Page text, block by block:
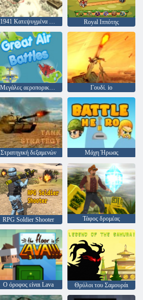
1941 Κατεψυγμένα Μέτωπο Royal Ιππότης
Μεγάλες αεροπορικές μάχες Γουδί. io
Στρατηγική δεξαμενών Μάχη Ήρωας
RPG Soldier Shooter Τάφος δρομέας
Ο όροφος είναι Lava Θρύλοι του Σαμουράι